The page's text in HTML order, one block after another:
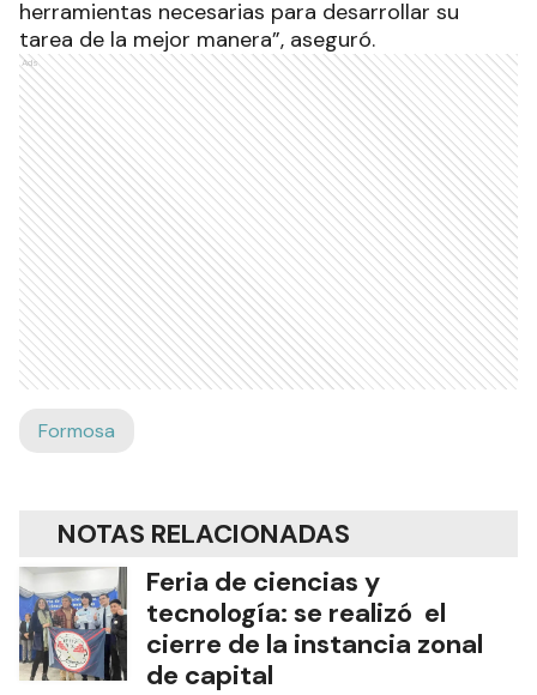
herramientas necesarias para desarrollar su
tarea de la mejor manera”, aseguró.
Ads
Formosa
NOTAS RELACIONADAS
Feria de ciencias y
tecnología: se realizó el
cierre de la instancia zonal
de capital